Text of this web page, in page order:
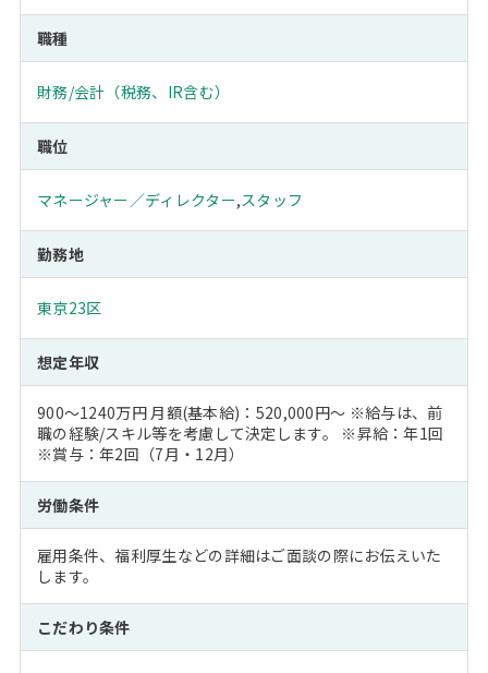
職種
財務/会計（税務、IR含む）
職位
マネージャー／ディレクター,スタッフ
勤務地
東京23区
想定年収
900～1240万円 月額(基本給)：520,000円～ ※給与は、前
職の経験/スキル等を考慮して決定します。 ※昇給：年1回
※賞与：年2回（7月・12月）
労働条件
雇用条件、福利厚生などの詳細はご面談の際にお伝えいた
します。
こだわり条件